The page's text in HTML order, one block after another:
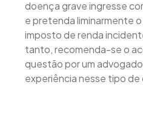
doença grave ingresse
e pretenda liminarmente
imposto de renda
tanto, recomenda-se o
questão por um
experiência nesse tipo de